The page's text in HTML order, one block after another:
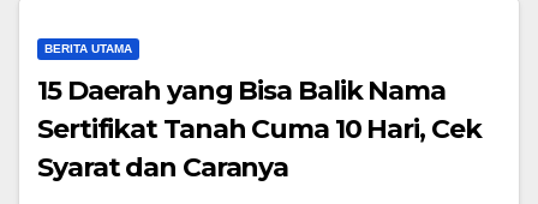
BERITA UTAMA
15 Daerah yang Bisa Balik Nama
Sertifikat Tanah Cuma 10 Hari, Cek
Syarat dan Caranya